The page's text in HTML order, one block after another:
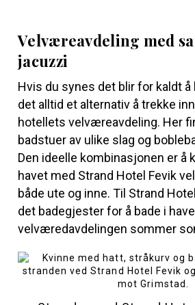
Velværeavdeling med
jacuzzi
Hvis du synes det blir for kaldt å
det alltid et alternativ å trekke
hotellets velværeavdeling. Her
badstuer av ulike slag og
Den ideelle kombinasjonen er å
havet med Strand Hotel Fevik
både ute og inne. Til Strand
det badegjester for å bade i
velværedavdelingen sommer